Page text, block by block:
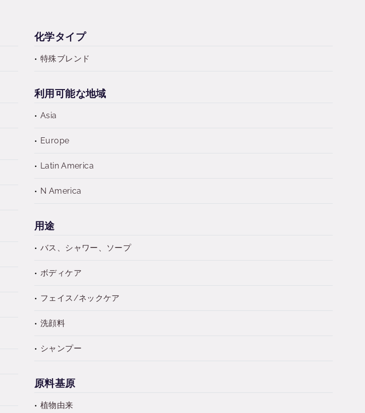
化学タイプ
特殊ブレンド
利用可能な地域
Asia
Europe
Latin America
N America
用途
バス、シャワー、ソープ
ボディケア
フェイス/ネックケア
洗顔料
シャンプー
原料基原
植物由来